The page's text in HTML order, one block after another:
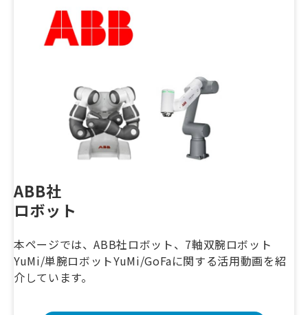
ABB社
ロボット
本ページでは、ABB社ロボット、7軸双腕ロボット
YuMi/単腕ロボットYuMi/GoFaに関する活用動画を紹
介しています。